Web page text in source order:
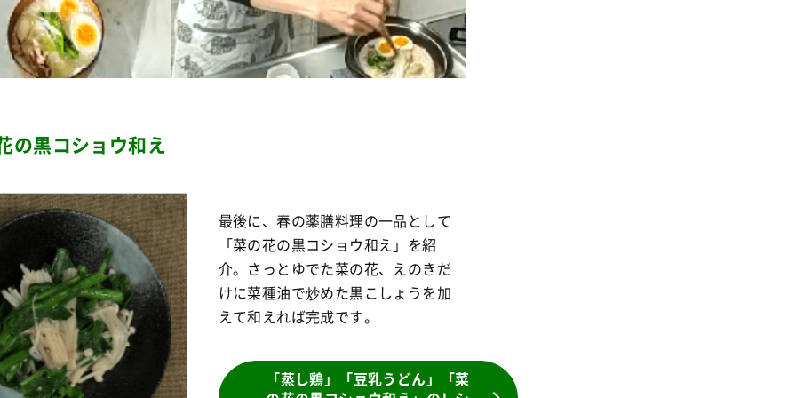
の黒コショウ和え
最後に、春の薬膳料理の一品として
「菜の花の黒コショウ和え」を紹
介。さっとゆでた菜の花、えのきだ
けに菜種油で炒めた黒こしょうを加
えて和えれば完成です。
「蒸し鶏」「豆乳うどん」「菜